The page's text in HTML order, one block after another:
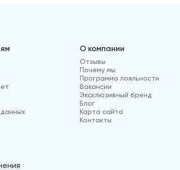
О компании
Отзывы
Почему мы
Программа лояльности
Вакансии
Эксклюзивный бренд
Блог
Карта сайта
Контакты